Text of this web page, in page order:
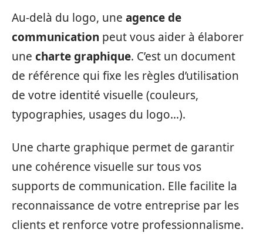
Au-delà du logo, une agence de
communication peut vous aider à élaborer
une charte graphique. C’est un document
de référence qui fixe les règles d’utilisation
de votre identité visuelle (couleurs,
typographies, usages du logo…).
Une charte graphique permet de garantir
une cohérence visuelle sur tous vos
supports de communication. Elle facilite la
reconnaissance de votre entreprise par les
clients et renforce votre professionnalisme.